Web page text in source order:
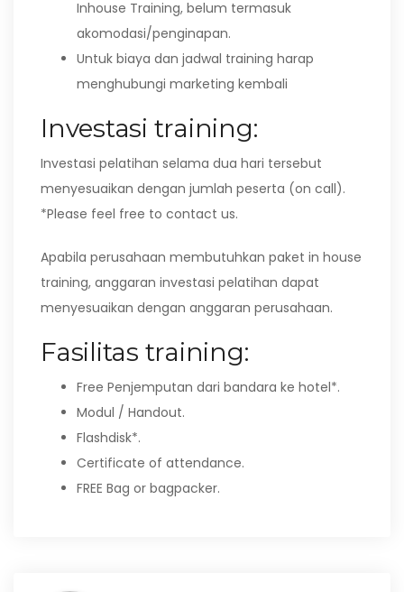
Inhouse Training, belum termasuk
akomodasi/penginapan.
Untuk biaya dan jadwal training harap
menghubungi marketing kembali
Investasi training:
Investasi pelatihan selama dua hari tersebut
menyesuaikan dengan jumlah peserta (on call).
*Please feel free to contact us.
Apabila perusahaan membutuhkan paket in house
training, anggaran investasi pelatihan dapat
menyesuaikan dengan anggaran perusahaan.
Fasilitas training:
Free Penjemputan dari bandara ke hotel*.
Modul / Handout.
Flashdisk*.
Certificate of attendance.
FREE Bag or bagpacker.